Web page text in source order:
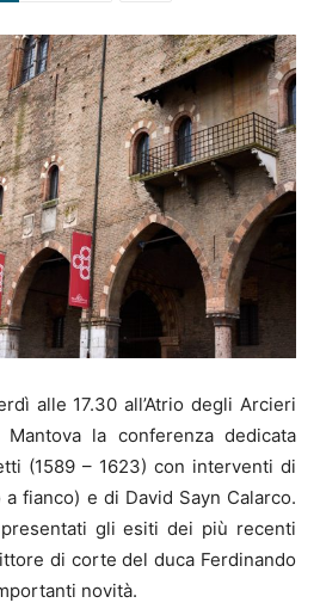
alle 17.30 all’Atrio degli Arcieri
la conferenza dedicata
(1589 – 1623) con interventi di
fianco) e di David Sayn Calarco.
presentati gli esiti dei più recenti
di corte del duca Ferdinando
novità.